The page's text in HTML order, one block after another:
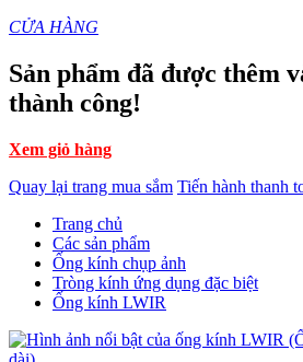
CỬA HÀNG
Sản phẩm đã được thêm
thành công!
Xem giỏ hàng
Quay lại trang mua sắm Tiến hành thanh
Trang chủ
Các sản phẩm
Ống kính chụp ảnh
Tròng kính ứng dụng đặc biệt
Ống kính LWIR